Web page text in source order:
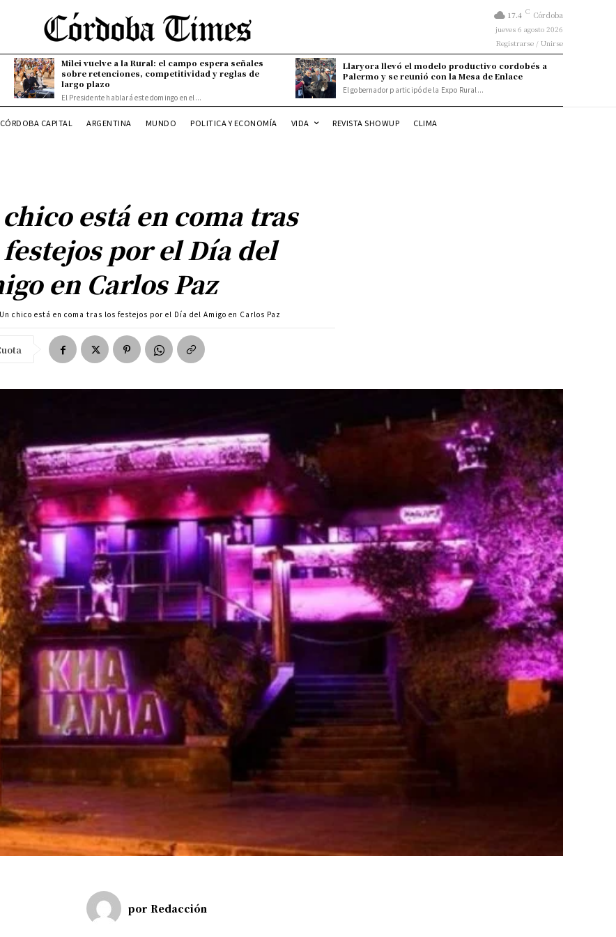
17.4 C Córdoba
jueves 6 agosto 2026
Registrarse / Unirse
Milei vuelve a la Rural: el campo espera señales
sobre retenciones, competitividad y reglas de
largo plazo
El Presidente hablará este domingo en el...
Llaryora llevó el modelo productivo cordobés a
Palermo y se reunió con la Mesa de Enlace
El gobernador participó de la Expo Rural...
CÓRDOBA CAPITAL ARGENTINA MUNDO POLITICA Y ECONOMÍA VIDA REVISTA SHOWUP CLIMA
está en coma tras
por el Día del
en Carlos Paz
Un chico está en coma tras los festejos por el Día del Amigo en Carlos Paz
por Redacción